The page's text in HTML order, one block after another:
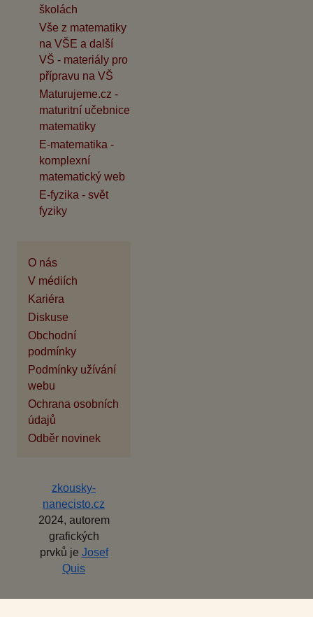
školách
Vše z matematiky
na VŠE a další
VŠ - materiály pro
přípravu na VŠ
Maturujeme.cz -
maturitní učebnice
matematiky
E-matematika -
komplexní
matematický web
E-fyzika - svět
fyziky
O nás
V médiích
Kariéra
Diskuse
Obchodní
podmínky
Podmínky užívání
webu
Ochrana osobních
údajů
Odběr novinek
zkousky-
nanecisto.cz
2024, autorem
grafických
prvků je Josef
Quis